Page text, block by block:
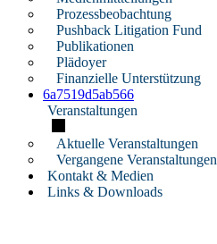
Prozessbeobachtung
Pushback Litigation Fund
Publikationen
Plädoyer
Finanzielle Unterstützung
6a7519d5ab566
Veranstaltungen
Aktuelle Veranstaltungen
Vergangene Veranstaltungen
Kontakt & Medien
Links & Downloads